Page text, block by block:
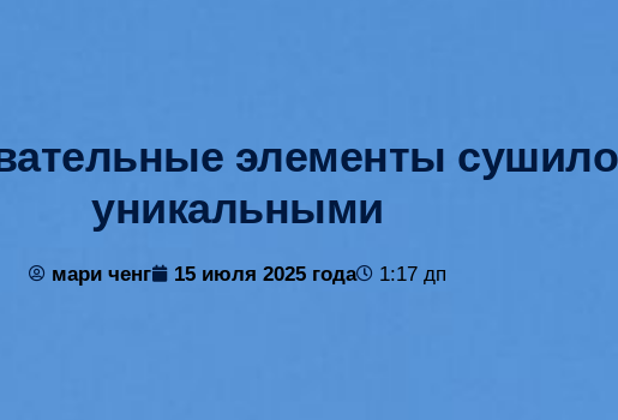
элементы
уникальными
мари ченг 15 июля 2025 года 1:17 дп